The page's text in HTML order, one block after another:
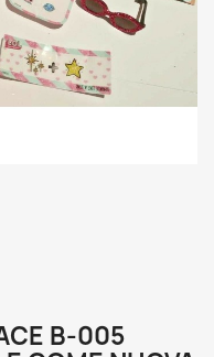
B-005